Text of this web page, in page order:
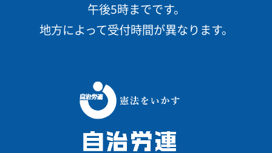
午後5時までです。
地方によって受付時間が異なります。